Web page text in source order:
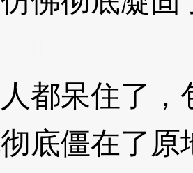
呆住了，
底僵在了原